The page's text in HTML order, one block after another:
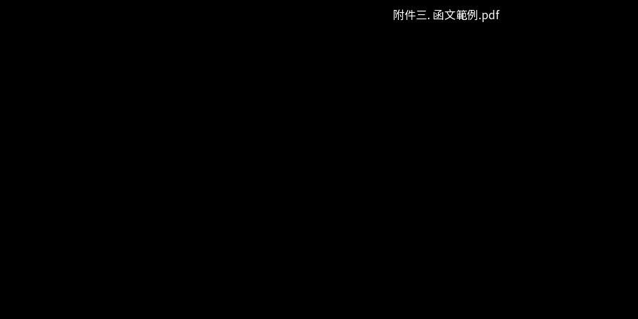
附件三. 函文範例.pdf